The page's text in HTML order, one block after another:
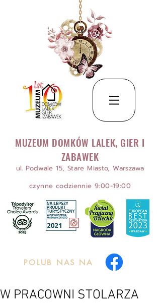
MUZEUM DOMKÓW LALEK, GIER I
ZABAWEK
ul. Podwale 15, Stare Miasto, Warszawa
czynne codziennie 9:00-19:00
POLUB NAS NA
W PRACOWNI STOLARZA